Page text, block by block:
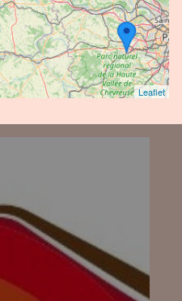
Leaflet